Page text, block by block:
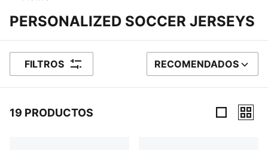
PERSONALIZED SOCCER JERSEYS
FILTROS ORDENAR POR
RECOMENDADOS
19 PRODUCTOS